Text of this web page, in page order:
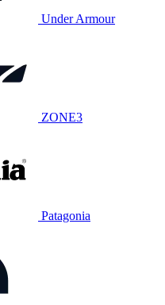
Under Armour
ZONE3
Patagonia